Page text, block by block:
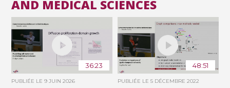
AND MEDICAL SCIENCES
36:23
PUBLIÉE LE9 JUIN 2026
48:51
PUBLIÉE LE 5 DÉCEMBRE 2022